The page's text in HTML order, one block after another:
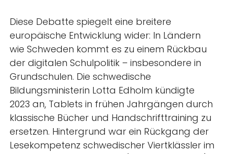
Diese Debatte spiegelt eine breitere
europäische Entwicklung wider: In Ländern
wie Schweden kommt es zu einem Rückbau
der digitalen Schulpolitik – insbesondere in
Grundschulen. Die schwedische
Bildungsministerin Lotta Edholm kündigte
2023 an, Tablets in frühen Jahrgängen durch
klassische Bücher und Handschrifttraining zu
ersetzen. Hintergrund war ein Rückgang der
Lesekompetenz schwedischer Viertklässler im